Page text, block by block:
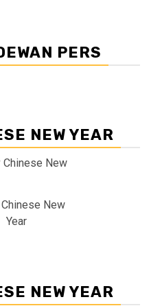
PERS
NEW YEAR
New
Year
NEW YEAR